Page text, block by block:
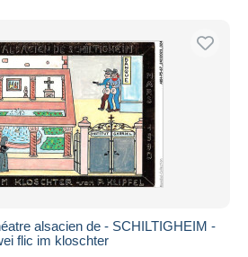
alsacien de - SCHILTIGHEIM -
flic im kloschter